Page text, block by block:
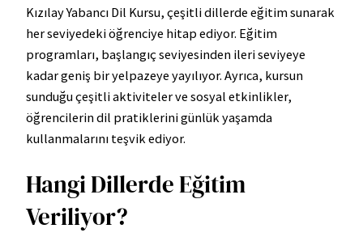
Kızılay Yabancı Dil Kursu, çeşitli dillerde eğitim sunarak
her seviyedeki öğrenciye hitap ediyor. Eğitim
programları, başlangıç seviyesinden ileri seviyeye
kadar geniş bir yelpazeye yayılıyor. Ayrıca, kursun
sunduğu çeşitli aktiviteler ve sosyal etkinlikler,
öğrencilerin dil pratiklerini günlük yaşamda
kullanmalarını teşvik ediyor.
Hangi Dillerde Eğitim
Veriliyor?